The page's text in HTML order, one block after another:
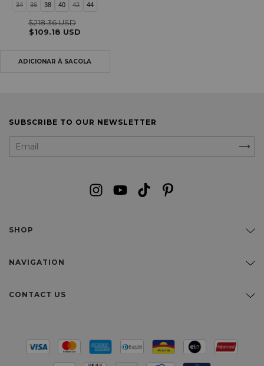
34 36 38 40 42 44
$218.36 USD
$109.18 USD
SUBSCRIBE TO OUR NEWSLETTER
SHOP
NAVIGATION
CONTACT US